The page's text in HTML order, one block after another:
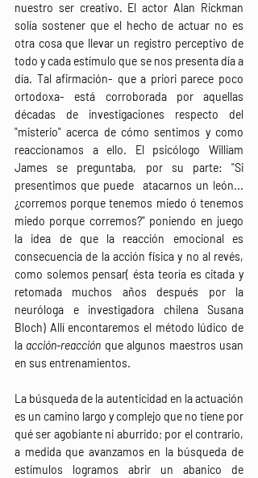
nuestro ser creativo. El actor Alan Rickman
solía sostener que el hecho de actuar no es
otra cosa que llevar un registro perceptivo de
todo y cada estímulo que se nos presenta día a
día. Tal afirmación- que a priori parece poco
ortodoxa- está corroborada por aquellas
décadas de investigaciones respecto del
"misterio" acerca de cómo sentimos y como
reaccionamos a ello. El psicólogo William
James se preguntaba, por su parte: "Si
presentimos que puede  atacarnos un león...
¿corremos porque tenemos miedo ó tenemos
miedo porque corremos?" poniendo en juego
la idea de que la reacción emocional es
consecuencia de la acción física y no al revés,
como solemos pensar( ésta teoría es citada y
retomada muchos años después por la
neuróloga e investigadora chilena Susana
Bloch) Allí encontaremos el método lúdico de
la acción-reacción que algunos maestros usan
en sus entrenamientos.
La búsqueda de la autenticidad en la actuación
es un camino largo y complejo que no tiene por
qué ser agobiante ni aburrido; por el contrario,
a medida que avanzamos en la búsqueda de
estímulos logramos abrir un abanico de